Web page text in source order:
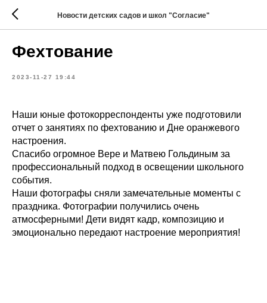
Новости детских садов и школ "Согласие"
Фехтование
2023-11-27 19:44
Наши юные фотокорреспонденты уже подготовили
отчет о занятиях по фехтованию и Дне оранжевого
настроения.
Спасибо огромное Вере и Матвею Гольдиным за
профессиональный подход в освещении школьного
события.
Наши фотографы сняли замечательные моменты с
праздника. Фотографии получились очень
атмосферными! Дети видят кадр, композицию и
эмоционально передают настроение мероприятия!